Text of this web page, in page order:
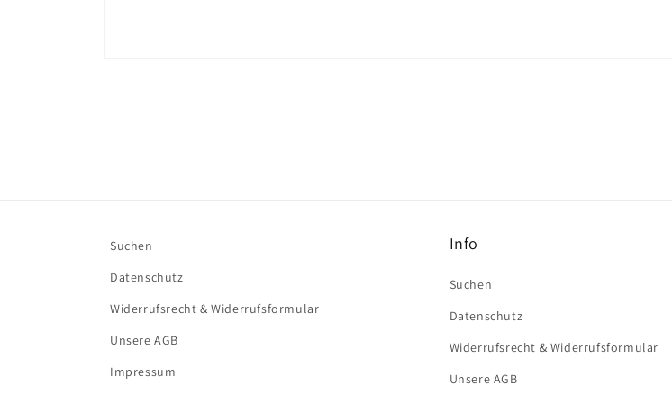
Suchen
Datenschutz
Widerrufsrecht & Widerrufsformular
Unsere AGB
Impressum
Info
Suchen
Datenschutz
Widerrufsrecht & Widerrufsformular
Unsere AGB